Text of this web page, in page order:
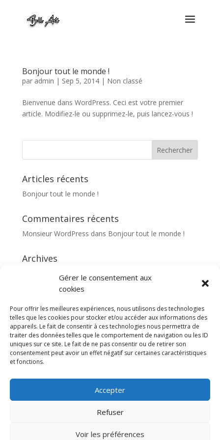
Gérer le consentement aux
cookies
Pour offrir les meilleures expériences, nous utilisons des technologies
telles que les cookies pour stocker et/ou accéder aux informations des
appareils. Le fait de consentir à ces technologies nous permettra de
traiter des données telles que le comportement de navigation ou les ID
uniques sur ce site. Le fait de ne pas consentir ou de retirer son
consentement peut avoir un effet négatif sur certaines caractéristiques
et fonctions.
Accepter
Refuser
Voir les préférences
Bonjour tout le monde !
par admin | Sep 5, 2014| Non classé
Bienvenue dans WordPress. Ceci est votre premier
article. Modifiez-le ou supprimez-le, puis lancez-vous !
Articles récents
Bonjour tout le monde !
Commentaires récents
Monsieur WordPress dans Bonjour tout le monde !
Archives
septembre 2014
Non classé
Méta
Connexion